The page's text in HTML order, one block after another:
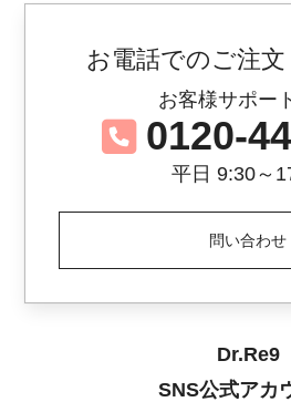
お電話でのご注
お客様サポー
0120-
平日 9:30～
問い合わせ
Dr.Re9
SNS公式アカ